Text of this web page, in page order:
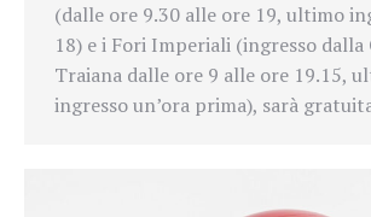
(dalle ore 9.30 alle ore 19, ultimo
18) e i Fori Imperiali (ingresso dalla
Traiana dalle ore 9 alle ore 19.15,
ingresso un’ora prima), sarà